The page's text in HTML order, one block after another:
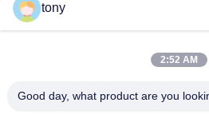
Быстрый контакт
Инновационный центр Чжихуэй,
tony
2:52 AM
Good day, what product are you